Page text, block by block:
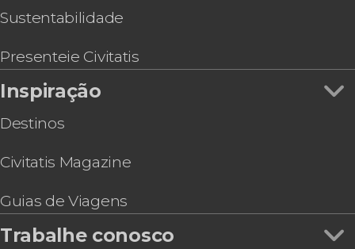
Sustentabilidade
Presenteie Civitatis
Inspiração
Destinos
Civitatis Magazine
Guias de Viagens
Trabalhe conosco